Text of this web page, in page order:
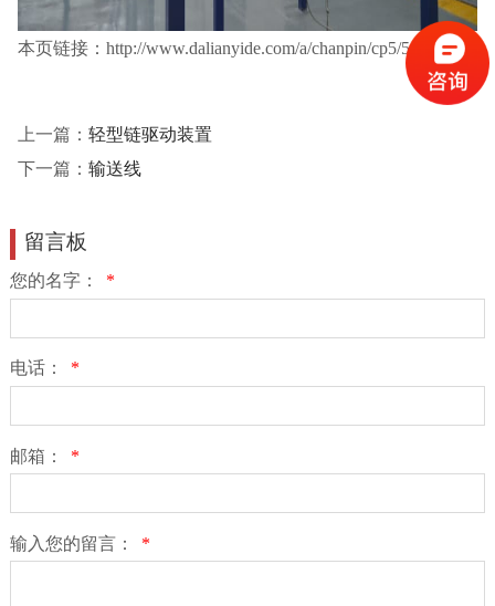
本页链接：http://www.dalianyide.com/a/chanpin/cp5/549.html
上一篇： 轻型链驱动装置
下一篇： 输送线
留言板
您的名字： *
电话： *
邮箱： *
输入您的留言： *